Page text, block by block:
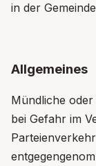
in der
Allgemeines
Mündliche
bei Gefahr im